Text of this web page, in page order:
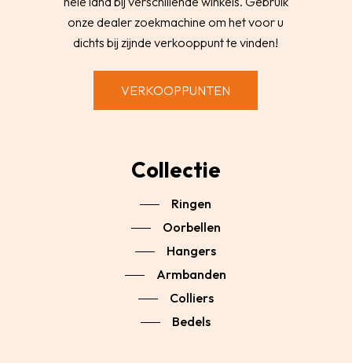
onze dealer zoekmachine om het voor u
dichts bij zijnde verkooppunt te vinden!
VERKOOPPUNTEN
Collectie
Ringen
Oorbellen
Hangers
Armbanden
Colliers
Bedels